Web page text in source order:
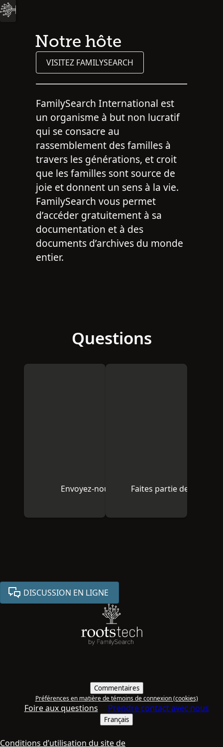
Notre hôte
VISITEZ FAMILYSEARCH
FamilySearch International est
un organisme à but non lucratif
qui se consacre au
rassemblement des familles à
travers les générations, et croit
que les familles sont source de
joie et donnent un sens à la vie.
FamilySearch vous permet
d’accéder gratuitement à sa
documentation et à des
documents d’archives du monde
entier.
Questions
Envoyez-nous un courrielFaites partie de la
DISCUSSION EN LIGNE
Commentaires
Préférences en matière de témoins de connexion (cookies)
Foire aux questions Prendre contact avec nous
Français
Conditions d’utilisation du site de